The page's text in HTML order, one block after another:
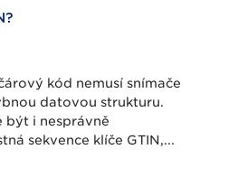
kód nemusí snímače
datovou strukturu.
být i nesprávně
sekvence klíče GTIN,...